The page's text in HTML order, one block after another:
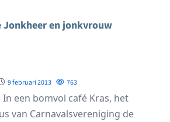
Jonkheer en jonkvrouw
9 februari 2013 763
In een bomvol café Kras, het
van Carnavalsvereniging de